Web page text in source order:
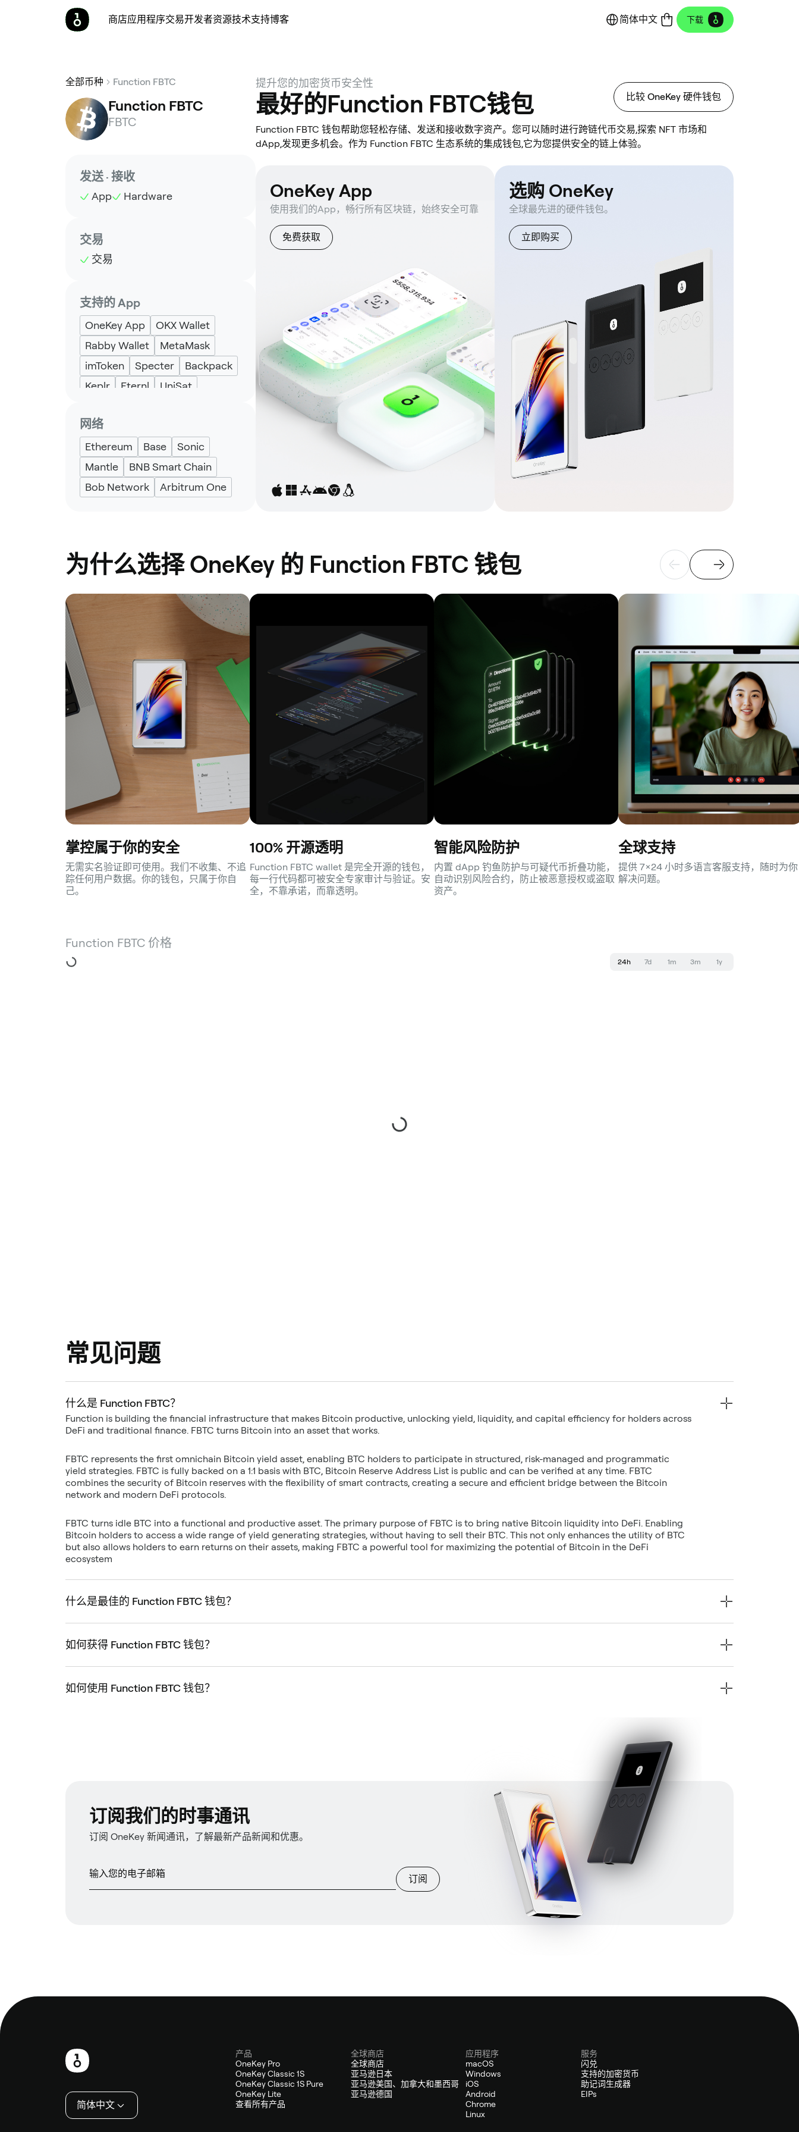
商店应用程序交易开发者资源技术支持博客 简体中文 下载
全部币种 Function FBTC
Function FBTC
FBTC
发送 · 接收
App Hardware
交易
交易
支持的 App
OneKey App
OKX Wallet
Rabby Wallet
MetaMask
imToken
Specter
Backpack
Keplr
Eternl UniSat
网络
Ethereum Base
Sonic
Mantle
BNB Smart Chain
Bob Network
Arbitrum One
提升您的加密货币安全性
最好的Function FBTC钱包 比较 OneKey 硬件钱包
Function FBTC 钱包帮助您轻松存储、发送和接收数字资产。您可以随时进行跨链代币交易,探索 NFT 市场和
dApp,发现更多机会。作为 Function FBTC 生态系统的集成钱包,它为您提供安全的链上体验。
OneKey App
使用我们的App，畅行所有区块链，始终安全可靠
免费获取
选购 OneKey
全球最先进的硬件钱包。
立即购买
为什么选择 OneKey 的 Function FBTC 钱包
掌控属于你的安全
无需实名验证即可使用。我们不收集、不追
踪任何用户数据。你的钱包，只属于你自
己。
100% 开源透明
Function FBTC wallet 是完全开源的钱包，
每一行代码都可被安全专家审计与验证。安
全，不靠承诺，而靠透明。
智能风险防护
内置 dApp 钓鱼防护与可疑代币折叠功能，
自动识别风险合约，防止被恶意授权或盗取
资产。
全球支持
提供 7×24 小时多语言客服支持，随时为你
解决问题。
Function FBTC 价格
24h 7d 1m 3m 1y
常见问题
什么是 Function FBTC？
Function is building the financial infrastructure that makes Bitcoin productive, unlocking yield, liquidity, and capital efficiency for holders across
FBTC represents the first omnichain Bitcoin yield asset, enabling BTC holders to participate in structured, risk-managed and programmatic
yield strategies. FBTC is fully backed on a 1:1 basis with BTC, Bitcoin Reserve Address List is public and can be verified at any time. FBTC
combines the security of Bitcoin reserves with the flexibility of smart contracts, creating a secure and efficient bridge between the Bitcoin
FBTC turns idle BTC into a functional and productive asset. The primary purpose of FBTC is to bring native Bitcoin liquidity into DeFi. Enabling
Bitcoin holders to access a wide range of yield generating strategies, without having to sell their BTC. This not only enhances the utility of BTC
but also allows holders to earn returns on their assets, making FBTC a powerful tool for maximizing the potential of Bitcoin in the DeFi
ecosystem
什么是最佳的 Function FBTC 钱包？
如何获得 Function FBTC 钱包？
如何使用 Function FBTC 钱包？
订阅我们的时事通讯
订阅 OneKey 新闻通讯，了解最新产品新闻和优惠。
订阅
简体中文
产品
OneKey Pro
OneKey Classic 1S
OneKey Classic 1S Pure
OneKey Lite
查看所有产品
全球商店
全球商店
亚马逊日本
亚马逊美国、加拿大和墨西哥
亚马逊德国
应用程序
macOS
Windows
iOS
Android
Chrome
Linux
服务
闪兑
支持的加密货币
助记词生成器
EIPs